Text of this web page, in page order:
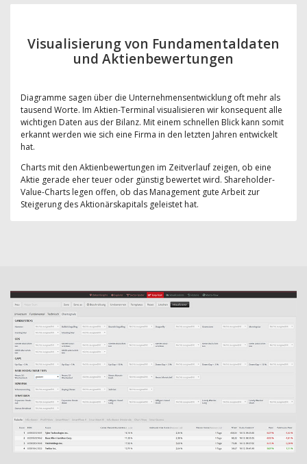
Visualisierung von Fundamentaldaten
und Aktienbewertungen
Diagramme sagen über die Unternehmensentwicklung oft mehr als
tausend Worte. Im Aktien-Terminal visualisieren wir konsequent alle
wichtigen Daten aus der Bilanz. Mit einem schnellen Blick kann somit
erkannt werden wie sich eine Firma in den letzten Jahren entwickelt
hat.
Charts mit den Aktienbewertungen im Zeitverlauf zeigen, ob eine
Aktie gerade eher teuer oder günstig bewertet wird. Shareholder-
Value-Charts legen offen, ob das Management gute Arbeit zur
Steigerung des Aktionärskapitals geleistet hat.